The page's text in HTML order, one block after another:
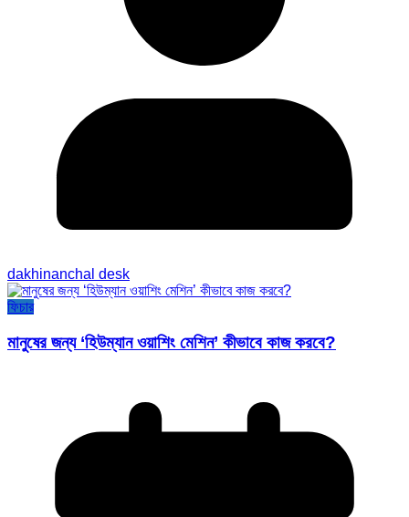
dakhinanchal desk
ফিচার
মানুষের জন্য ‘হিউম্যান ওয়াশিং মেশিন’ কীভাবে কাজ করবে?